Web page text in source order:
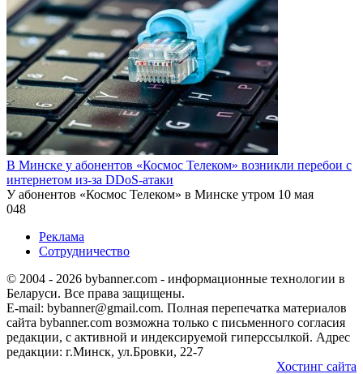
В Минске у абонентов «Космос Телеком» возникли перебои с
интернетом из-за DDoS-атаки
У абонентов «Космос Телеком» в Минске утром 10 мая
048
Реклама
Сотрудничество
© 2004 - 2026 bybanner.com - информационные технологии в
Беларуси. Все права защищены.
E-mail: bybanner@gmail.com. Полная перепечатка материалов
сайта bybanner.com возможна только с письменного согласия
редакции, с активной и индексируемой гиперссылкой. Адрес
редакции: г.Минск, ул.Бровки, 22-7
Хостинг сайта